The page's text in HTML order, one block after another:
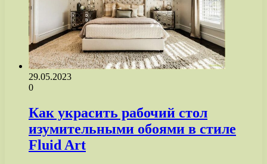
29.05.2023
0
Как украсить рабочий стол
изумительными обоями в стиле
Fluid Art